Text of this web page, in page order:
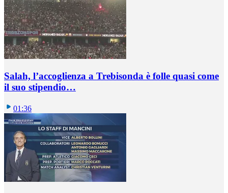
Salah, l’accoglienza a Trebisonda è folle quasi come
il suo stipendio…
01:36